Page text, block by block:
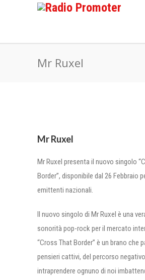
Mr Ruxel
Mr Ruxel
Mr Ruxel presenta il nuovo singolo
Border”, disponibile dal 26 Febbraio
emittenti nazionali.
Il nuovo singolo di Mr Ruxel è una
sonorità pop-rock per il mercato
“Cross That Border” è un brano che
pensieri cattivi, del percorso
intraprendere ognuno di noi